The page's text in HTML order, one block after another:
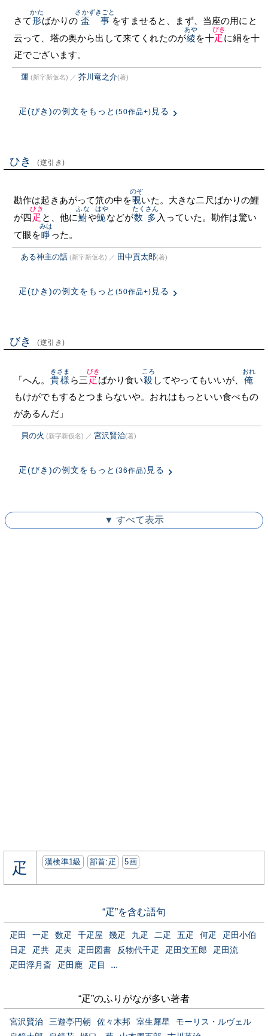
さて形
かた
ばかりの 盃事
さかずきごと
をすませると、まず、当座の用にと
云って、塔の奥から出して来てくれたのが綾
あや
を十疋
ぴき
に絹を十
疋でございます。
運 (新字新仮名) ／ 芥川竜之介(著)
疋(ぴき)の例文をもっと (50作品+) 見る
ひき (逆引き)
勘作は起きあがって笊の中を覗
のぞ
いた。大きな二尺ばかりの鯉
が四 疋
ひき
と、他に鮒
ふな
や鮠
はや
などが数多
たくさん
入っていた。勘作は驚い
て眼を睜
みは
った。
ある神主の話 (新字新仮名) ／ 田中貢太郎(著)
疋(ひき)の例文をもっと (50作品+) 見る
びき (逆引き)
「へん。 貴様
きさま
ら三 疋
びき
ばかり食い殺
ころ
してやってもいいが、 俺
おれ
もけがでもするとつまらないや。おれはもっといい食べもの
があるんだ」
貝の火 (新字新仮名) ／ 宮沢賢治(著)
疋(びき)の例文をもっと (36作品) 見る
▼ すべて表示
疋 漢検準1級 部首:⽦ 5画
“疋”を含む語句
疋田 一疋 数疋 千疋屋 幾疋 九疋 二疋 五疋 何疋
疋田小伯
日疋
疋共 疋夫 疋田図書 反物代千疋 疋田文五郎
疋田流
疋田浮月斎
疋田鹿 疋目 ...
“疋”のふりがなが多い著者
宮沢賢治 三遊亭円朝 佐々木邦 室生犀星
モーリス・ルヴェル